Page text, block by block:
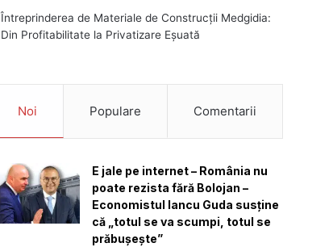
Întreprinderea de Materiale de Construcții Medgidia:
Din Profitabilitate la Privatizare Eșuată
Noi Populare Comentarii
E jale pe internet – România nu
poate rezista fără Bolojan –
Economistul Iancu Guda susține
că „totul se va scumpi, totul se
prăbușește”